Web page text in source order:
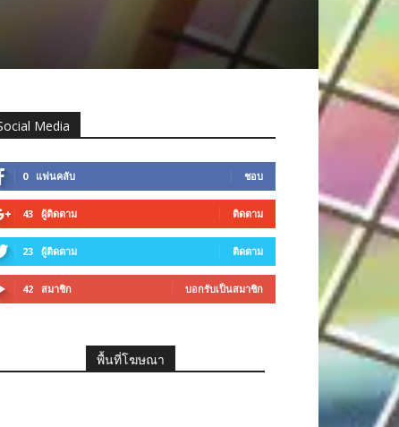
Media
0 แฟนคลับ ชอบ
43 ผู้ติดตาม ติดตาม
23 ผู้ติดตาม ติดตาม
42 สมาชิก บอกรับเป็นสมาชิก
พื้นที่โฆษณา